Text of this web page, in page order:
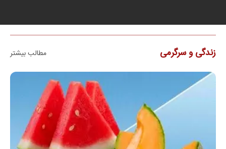
زندگی و سرگرمی مطالب بیشتر